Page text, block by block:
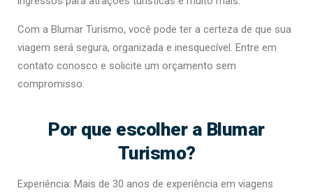
Com a Blumar Turismo, você pode ter a certeza de que sua
viagem será segura, organizada e inesquecível. Entre em
contato conosco e solicite um orçamento sem
compromisso.
Por que escolher a Blumar
Turismo?
Experiência: Mais de 30 anos de experiência em viagens